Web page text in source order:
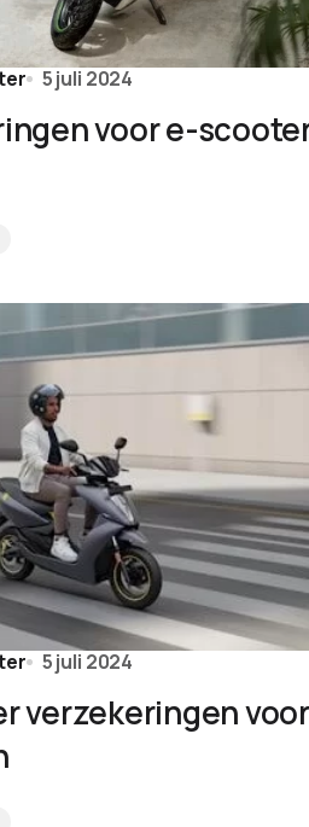
5 juli 2024
voor e-
5 juli 2024
verzekeringen voor